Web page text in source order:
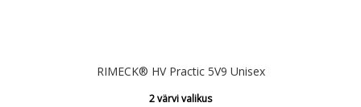
RIMECK® HV Practic 5V9 Unisex
2 värvi valikus